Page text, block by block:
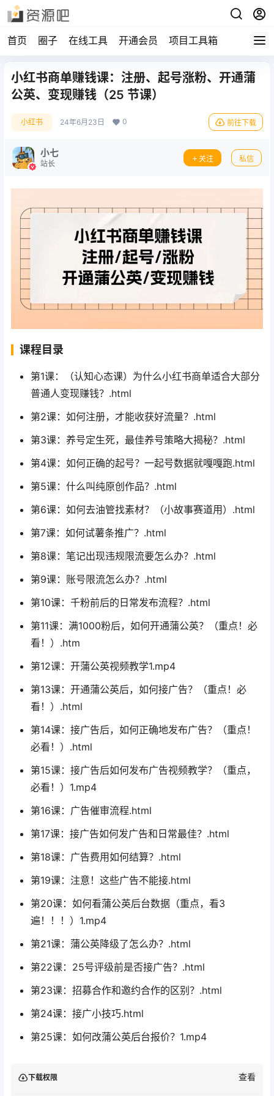
首页 圈子 在线工具 开通会员 项目工具箱
小红书商单赚钱课：注册、起号涨粉、开通蒲
公英、变现赚钱（25 节课）
小红书 24年6月23日 0 前往下载
小七
站长
关注 私信
课程目录
第1课：（认知心态课）为什么小红书商单适合大部分
普通人变现赚钱？.html
第2课：如何注册，才能收获好流量？.html
第3课：养号定生死，最佳养号策略大揭秘？.html
第4课：如何正确的起号？一起号数据就嘎嘎跑.html
第5课：什么叫纯原创作品？.html
第6课：如何去油管找素材？（小故事赛道用）.html
第7课：如何试薯条推广？.html
第8课：笔记出现违规限流要怎么办？.html
第9课：账号限流怎么办？.html
第10课：千粉前后的日常发布流程？.html
第11课：满1000粉后，如何开通蒲公英？（重点！必
看！）.htm
第12课：开蒲公英视频教学1.mp4
第13课：开通蒲公英后，如何接广告？（重点！必
看！）.html
第14课：接广告后，如何正确地发布广告？（重点！
必看！）.html
第15课：接广告后如何发布广告视频教学？（重点，
必看！）1.mp4
第16课：广告催审流程.html
第17课：接广告如何发广告和日常最佳？.html
第18课：广告费用如何结算？.html
第19课：注意！这些广告不能接.html
第20课：如何看蒲公英后台数据（重点，看3
遍！！！）1.mp4
第21课：蒲公英降级了怎么办？.html
第22课：25号评级前是否接广告？.html
第23课：招募合作和邀约合作的区别？.html
第24课：接广小技巧.html
第25课：如何改蒲公英后台报价？1.mp4
下载权限 查看